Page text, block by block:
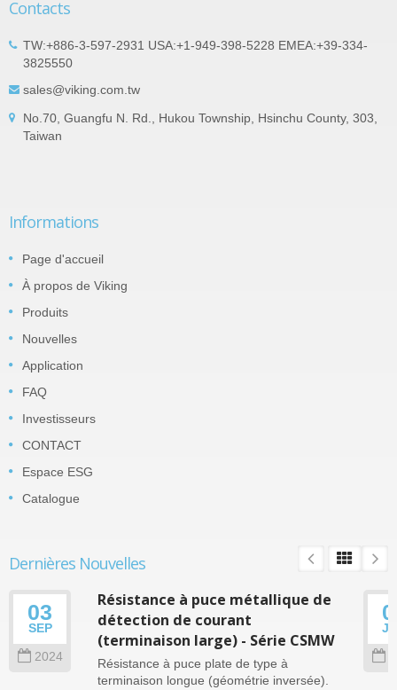
Contacts
TW:+886-3-597-2931 USA:+1-949-398-5228 EMEA:+39-334-
3825550
sales@viking.com.tw
No.70, Guangfu N. Rd., Hukou Township, Hsinchu County, 303,
Taiwan
Informations
Page d'accueil
À propos de Viking
Produits
Nouvelles
Application
FAQ
Investisseurs
CONTACT
Espace ESG
Catalogue
Dernières Nouvelles
03
SEP
2024
Résistance à puce métallique de
détection de courant
(terminaison large) - Série CSMW
Résistance à puce plate de type à
terminaison longue (géométrie inversée).